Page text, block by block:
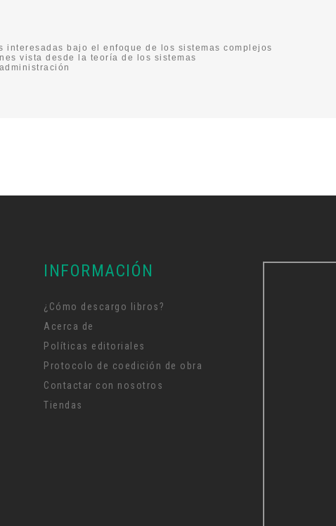
bajo el enfoque de los sistemas complejos
vista desde la teoría de los sistemas
INFORMACIÓN
¿Cómo descargo libros?
Acerca de
Políticas editoriales
Protocolo de coedición de obra
Contactar con nosotros
Tiendas